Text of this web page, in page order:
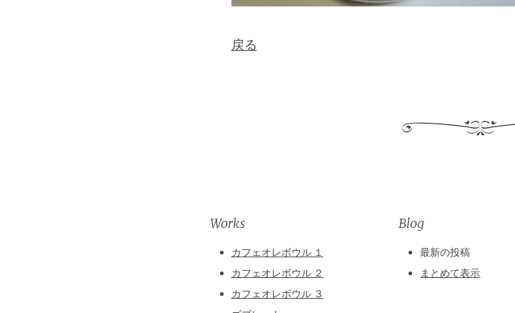
戻る
Works
カフェオレボウル １
カフェオレボウル ２
カフェオレボウル ３
Blog
最新の投稿
まとめて表示